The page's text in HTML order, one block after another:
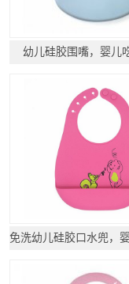
幼儿硅胶围嘴，婴儿